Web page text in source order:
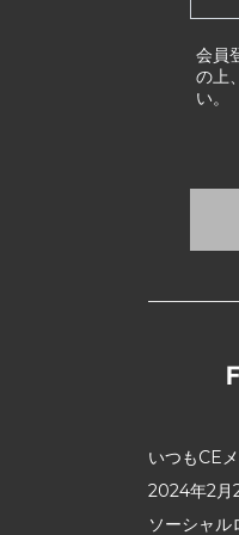
会員
の上
い。
いつもCE
2024年2月
ソーシャ